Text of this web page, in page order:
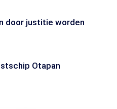
door justitie worden
Otapan